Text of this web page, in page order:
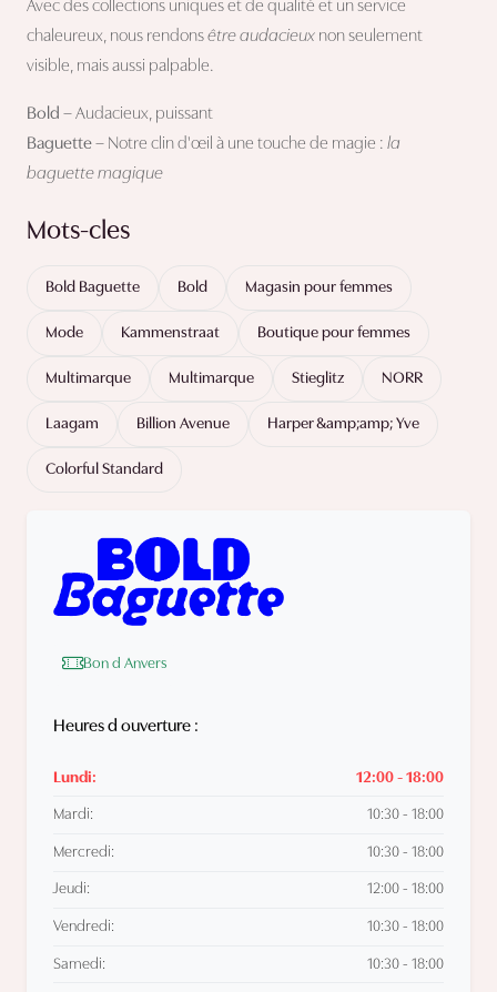
Avec des collections uniques et de qualité et un service
chaleureux, nous rendonsêtre audacieux non seulement
visible, mais aussi palpable.
Bold – Audacieux, puissant
Baguette– Notre clin d'œil à une touche de magie : la
baguette magique
Mots-cles
Bold Baguette Bold Magasin pour femmes
Mode Kammenstraat Boutique pour femmes
Multimarque Multimarque Stieglitz NORR
Laagam Billion Avenue Harper &amp;amp; Yve
Colorful Standard
Bon d Anvers
Heures d ouverture :
Lundi: 12:00 - 18:00
Mardi: 10:30 - 18:00
Mercredi: 10:30 - 18:00
Jeudi: 12:00 - 18:00
Vendredi: 10:30 - 18:00
Samedi: 10:30 - 18:00